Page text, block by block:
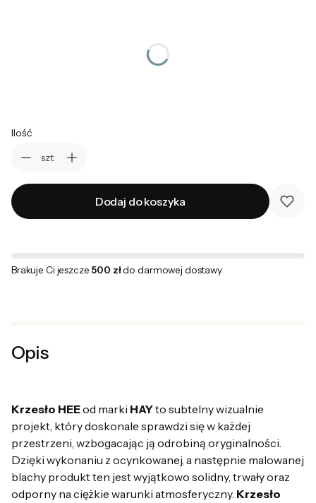
Ilość
szt
Dodaj do koszyka
Brakuje Ci jeszcze 500 złdo darmowej dostawy
Opis
Krzesło HEEod marki HAYto subtelny wizualnie
projekt, który doskonale sprawdzi się w każdej
przestrzeni, wzbogacając ją odrobiną oryginalności.
Dzięki wykonaniu z ocynkowanej, a następnie malowanej
blachy produkt ten jest wyjątkowo solidny, trwały oraz
odporny na ciężkie warunki atmosferyczny. Krzesło